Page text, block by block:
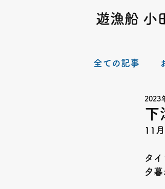
遊漁船 小
全ての記事
下
2023
11
タ
夕